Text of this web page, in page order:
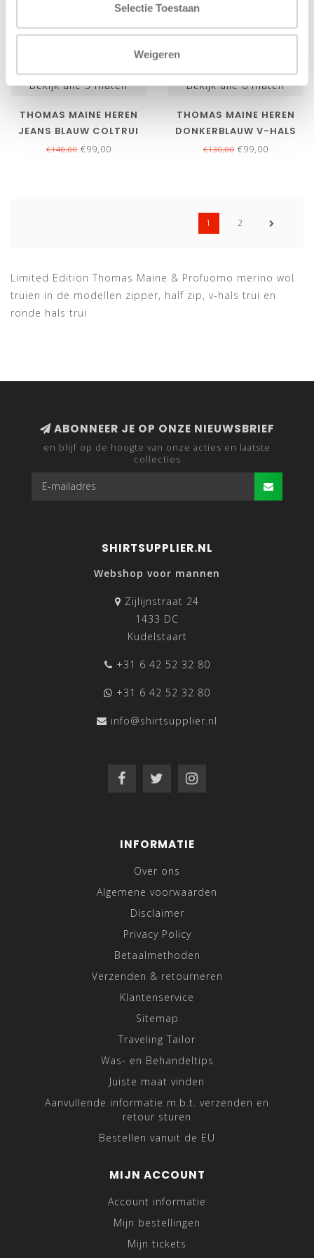
Selectie Toestaan
Weigeren
Bekijk alle5maten
THOMAS MAINE HEREN
JEANS BLAUW COLTRUI
MERINO WOL
€140,00€99,00
Bekijk alle6maten
THOMAS MAINE HEREN
DONKERBLAUW V-HALS
TRUI MERINO WOL
€130,00€99,00
1 2
Limited Edition Thomas Maine & Profuomo merino wol
truien in de modellen zipper, half zip, v-hals trui en
ronde hals trui
ABONNEER JE OP ONZE NIEUWSBRIEF
en blijf op de hoogte van onze acties en laatste
collecties
SHIRTSUPPLIER.NL
Webshop voor mannen
Zijlijnstraat 24
1433 DC
Kudelstaart
+31 6 42 52 32 80
+31 6 42 52 32 80
info@shirtsupplier.nl
INFORMATIE
Over ons
Algemene voorwaarden
Disclaimer
Privacy Policy
Betaalmethoden
Verzenden & retourneren
Klantenservice
Sitemap
Traveling Tailor
Was- en Behandeltips
Juiste maat vinden
Aanvullende informatie m.b.t. verzenden en
retour sturen
Bestellen vanuit de EU
MIJN ACCOUNT
Account informatie
Mijn bestellingen
Mijn tickets